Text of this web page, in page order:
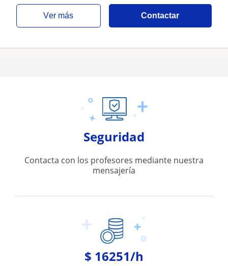
ver más Contactar
Seguridad
Contacta con los profesores mediante nuestra
mensajería
$ 16251/h